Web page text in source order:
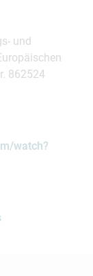
und
862524
watch?